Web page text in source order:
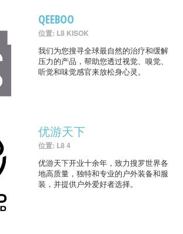
QEEBOO
位置: L8 KISOK
我们为您搜寻全球最自然的治疗和缓解
压力的产品，帮助您透过视觉、嗅觉、
听觉和味觉感官来放松身心灵。
优游天下
位置: L8 4
优游天下开业十余年，致力搜罗世界各
地高质量，独特和专业的户外装备和服
装，并提供户外爱好者选择。